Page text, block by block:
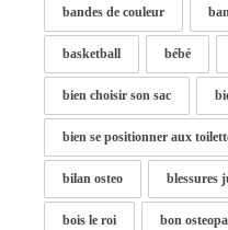
bandes de couleur
basketball bébé
bien choisir son sac
bien se positionner aux
bilan osteo blessures
bois le roi bon